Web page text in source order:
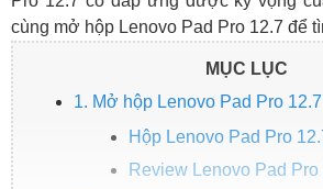
cùng mở hộp Lenovo Pad Pro 12.7 để
MỤC LỤC
1. Mở hộp Lenovo Pad Pro 12.7
Hộp Lenovo Pad Pro
Review Lenovo Pad Pro